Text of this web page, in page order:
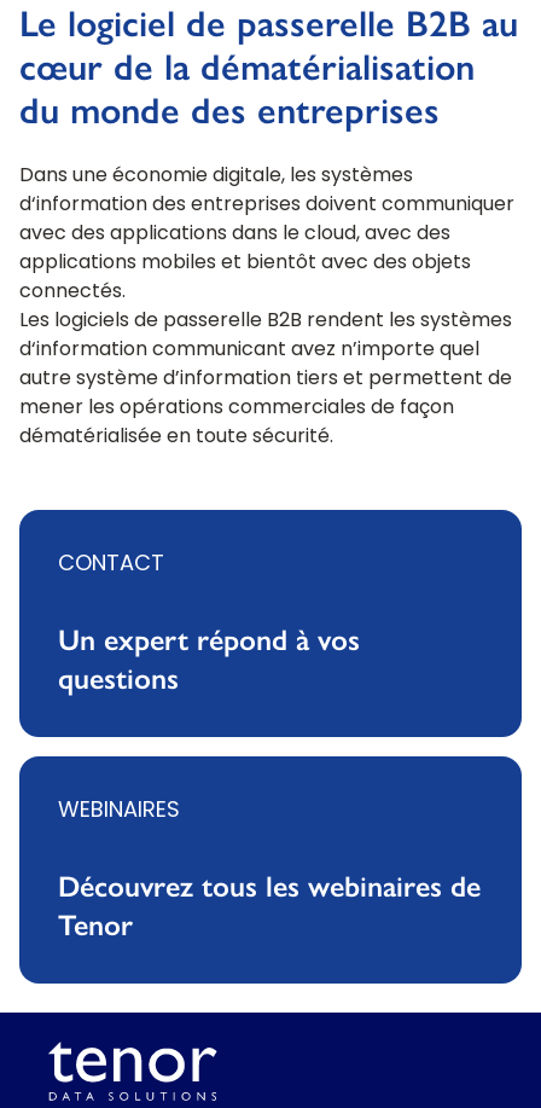
Le logiciel de passerelle B2B au
cœur de la dématérialisation
du monde des entreprises
Dans une économie digitale, les systèmes
d‘information des entreprises doivent communiquer
avec des applications dans le cloud, avec des
applications mobiles et bientôt avec des objets
connectés.
Les logiciels de passerelle B2B rendent les systèmes
d‘information communicant avez n’importe quel
autre système d’information tiers et permettent de
mener les opérations commerciales de façon
dématérialisée en toute sécurité.
CONTACT
Un expert répond à vos
questions
WEBINAIRES
Découvrez tous les webinaires de
Tenor